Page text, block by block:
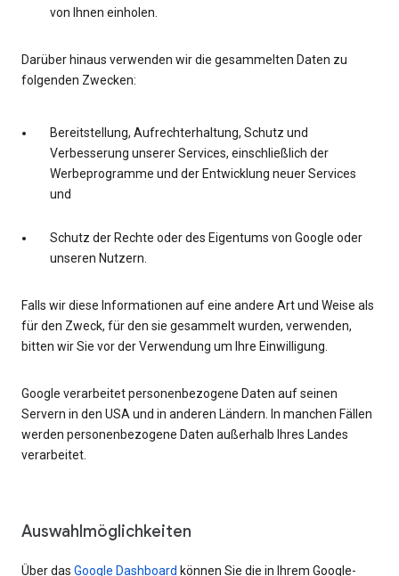
von Ihnen einholen.
Darüber hinaus verwenden wir die gesammelten Daten zu
folgenden Zwecken:
Bereitstellung, Aufrechterhaltung, Schutz und
Verbesserung unserer Services, einschließlich der
Werbeprogramme und der Entwicklung neuer Services
und
Schutz der Rechte oder des Eigentums von Google oder
unseren Nutzern.
Falls wir diese Informationen auf eine andere Art und Weise als
für den Zweck, für den sie gesammelt wurden, verwenden,
bitten wir Sie vor der Verwendung um Ihre Einwilligung.
Google verarbeitet personenbezogene Daten auf seinen
Servern in den USA und in anderen Ländern. In manchen Fällen
werden personenbezogene Daten außerhalb Ihres Landes
verarbeitet.
Auswahlmöglichkeiten
Über das Google Dashboard können Sie die in Ihrem Google-